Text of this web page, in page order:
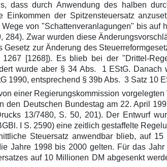
dass durch Anwendung des halben
der Spitzensteuersatz
von "Schattenveranlagungen" bis auf
Zwar wurden diese
zur Änderung des
[1268]). Es blieb bei der "Drittel-
wurde aber § 34 Abs. 1 EStG. Danach
1990, entsprechend § 39b Abs. 3 Satz 10
einer Regierungskommission vorgelegten
den Deutschen Bundestag am 22. April
13/7480, S. 50, 201). Der Entwurf
I S. 2590) eine zeitlich gestaffelte
Steuersatz anwendbar blieb, auf 15
Jahre 1998 bis 2000 gelten. Für das Jahr
auf 10 Millionen DM abgesenkt